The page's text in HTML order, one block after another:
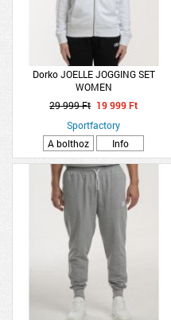
Dorko JOELLE JOGGING SET
WOMEN
29 999 Ft 19 999 Ft
Sportfactory
A bolthoz
Info